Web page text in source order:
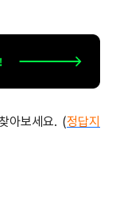
아보세요. (정답지